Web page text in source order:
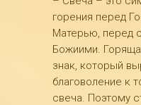
горения перед
Матерью, перед
Божиими.
знак, который
благоволение к
свеча. Поэтому